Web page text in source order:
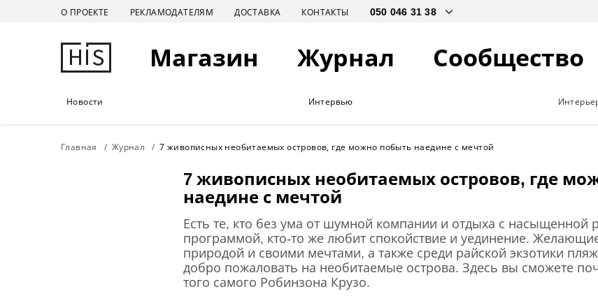
О ПРОЕКТЕ РЕКЛАМОДАТЕЛЯМ ДОСТАВКА КОНТАКТЫ
Магазин Журнал Сообщество
Новости Интервью
Главная Журнал 7 живописных необитаемых островов, где можно побыть наедине с мечтой
7 живописных необитаемых островов, где
наедине с мечтой
Есть те, кто без ума от шумной компании и отдыха с насыщенной
программой, кто-то же любит спокойствие и уединение.
природой и своими мечтами, а также среди райской экзотики
добро пожаловать на необитаемые острова. Здесь вы сможете
того самого Робинзона Крузо.